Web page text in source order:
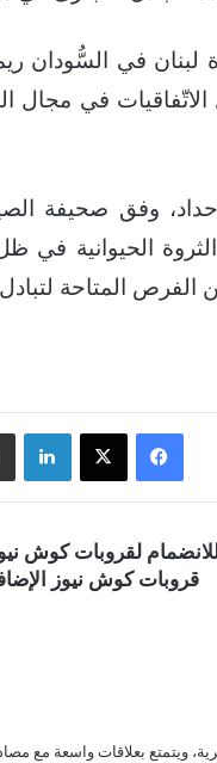
لبنان في السُّودان
في مجال
وفق صحيفة
الحيوانية
من الفرص المتاحة
فيسبوك ‫X لينكدإن
لقروبات كوش
قروبات كوش نيوز
ويتمتع بعلاقات واسعة مع مصادر